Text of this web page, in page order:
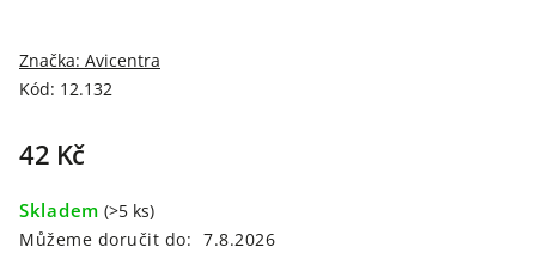
Kód: 12.132
Značka: Avicentra
42 Kč
Skladem (>5 ks)
Můžeme doručit do: 7.8.2026